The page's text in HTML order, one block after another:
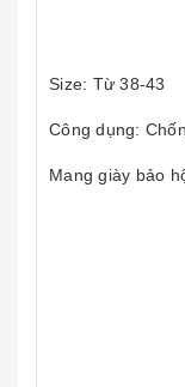
Size: Từ 38-43
Công dụng:
Mang giày bảo